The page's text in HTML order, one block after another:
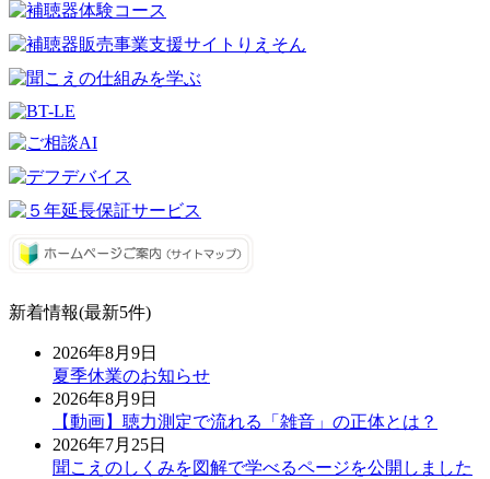
新着情報(最新5件)
2026年8月9日
夏季休業のお知らせ
2026年8月9日
【動画】聴力測定で流れる「雑音」の正体とは？
2026年7月25日
聞こえのしくみを図解で学べるページを公開しました